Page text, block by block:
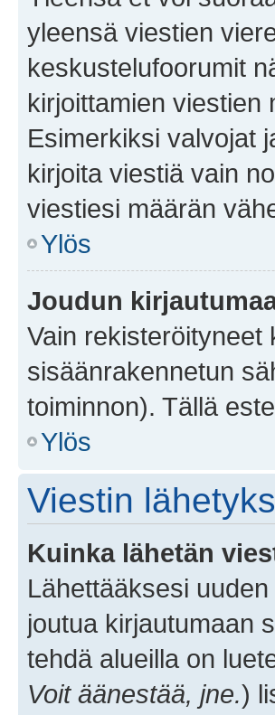
yleensä viestien
keskustelufoorumit
kirjoittamien viestien
Esimerkiksi valvojat
kirjoita viestiä vain
viestiesi määrän
Ylös
Joudun
Vain rekisteröityneet
sisäänrakennetun
toiminnon). Tällä
Ylös
Viestin
Kuinka lähetän
Lähettääksesi
joutua kirjautumaan
tehdä alueilla on
Voit äänestää, jne.)